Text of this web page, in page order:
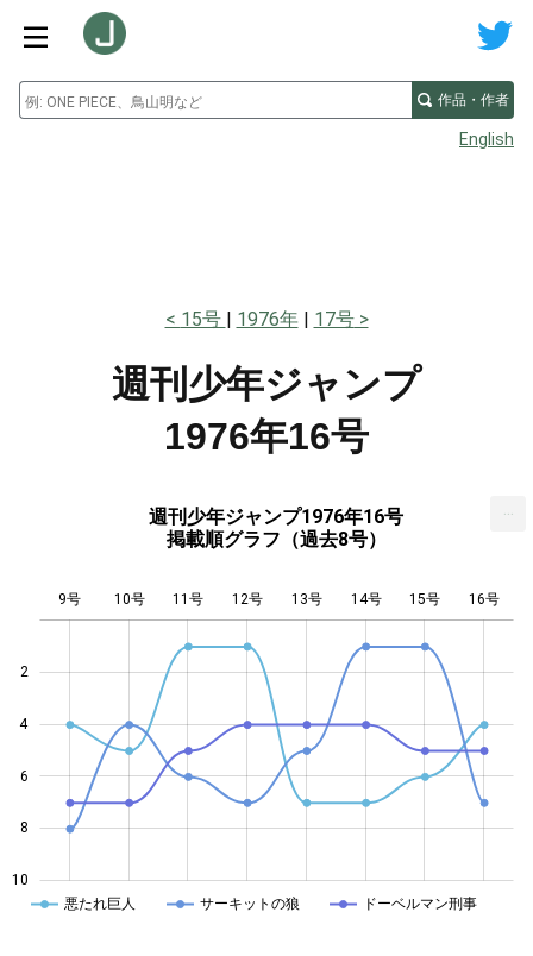
作品・作者
English
15号 1976年 17号
週刊少年ジャンプ
1976年16号
週刊少年ジャンプ1976年16号
掲載順グラフ（過去8号）
2
4
6
8
10
9号 10号 11号 12号 13号 14号 15号 16号
悪たれ巨人 サーキットの狼 ドーベルマン刑事